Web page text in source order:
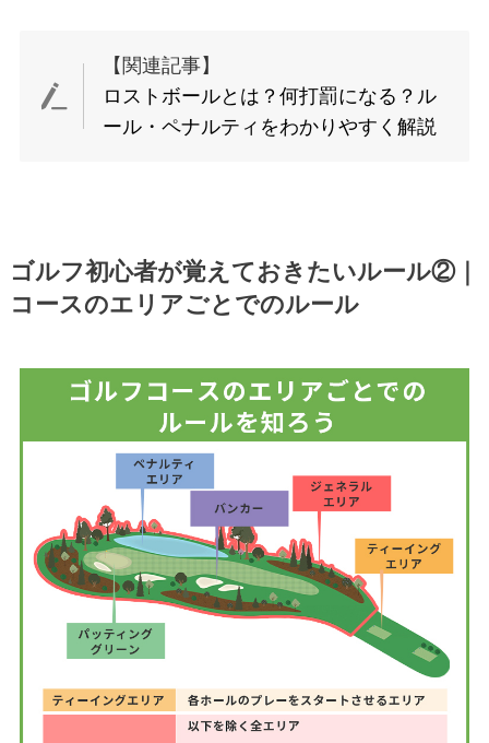
【関連記事】
ロストボールとは？何打罰になる？ル
ール・ペナルティをわかりやすく解説
ゴルフ初心者が覚えておきたいルール②｜
コースのエリアごとでのルール